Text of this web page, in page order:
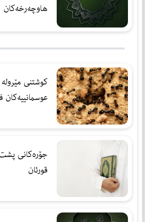
هاوچه‌رخه‌كان
كوشتنی
عوسمانییه‌كان
جۆرەكانی
قورئان